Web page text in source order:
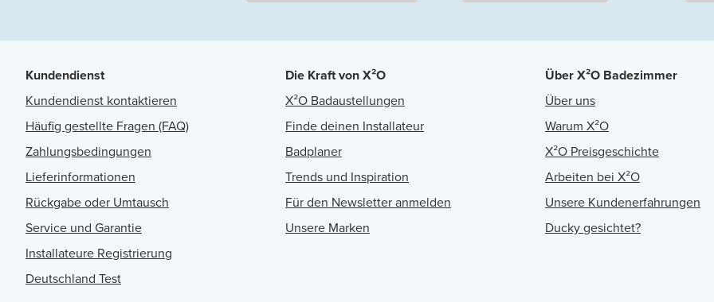
Kundendienst
Kundendienst kontaktieren
Häufig gestellte Fragen (FAQ)
Zahlungsbedingungen
Lieferinformationen
Rückgabe oder Umtausch
Service und Garantie
Installateure Registrierung
Deutschland Test
Die Kraft von X²O
X²O Badaustellungen
Finde deinen Installateur
Badplaner
Trends und Inspiration
Für den Newsletter anmelden
Unsere Marken
Über X²O Badezimmer
Über uns
Warum X²O
X²O Preisgeschichte
Arbeiten bei X²O
Unsere Kundenerfahrungen
Ducky gesichtet?